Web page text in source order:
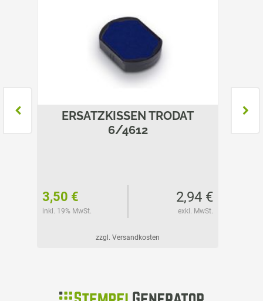
ERSATZKISSEN TRODAT
6/4612
3,50 €
inkl. 19% MwSt.
2,94 €
exkl. MwSt.
zzgl. Versandkosten